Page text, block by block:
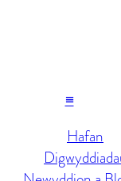
≡
Hafan